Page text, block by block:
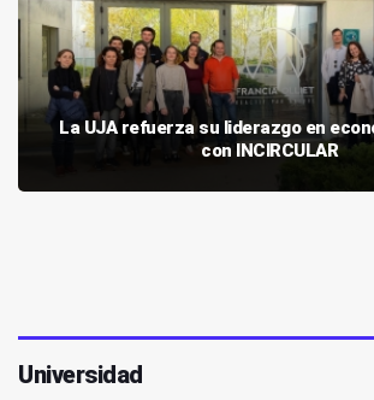
La UJA refuerza su liderazgo en
con INCIRCULAR
Universidad